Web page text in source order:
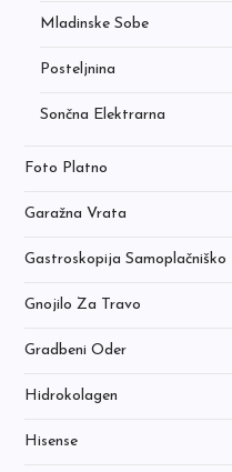
Mladinske Sobe
Posteljnina
Sončna Elektrarna
Foto Platno
Garažna Vrata
Gastroskopija Samoplačniško
Gnojilo Za Travo
Gradbeni Oder
Hidrokolagen
Hisense